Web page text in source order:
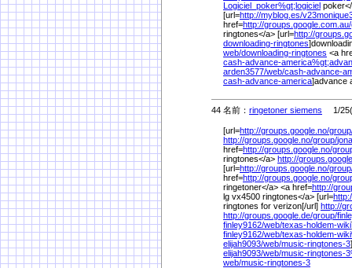
Logiciel_poker%gt;logiciel
[url=http://myblog.es/
href=http://groups.google.com.au/
ringtones</a> [url=http://
downloading-ringtones
web/downloading-ringtones <a
cash-advance-america%
arden3577/web/cash-advance-
cash-advance-america]advance
44 名前： ringetoner siemens 1/25(
[url=http://groups.google.no/
http://groups.google.no/group/
href=http://groups.google.no/
ringtones</a> http://
[url=http://groups.google.no/
href=http://groups.google.no/
ringetoner</a> <a href=http://
lg vx4500 ringtones</a> [url=
ringtones for verizon[/url] http://
http://groups.google.de/group/
finley9162/web/texas-holdem-wiki
finley9162/web/texas-holdem-
elijah9093/web/music-ringtones-3
elijah9093/web/music-ringtones-
web/music-ringtones-3